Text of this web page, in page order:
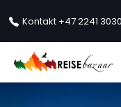
Kontakt +47 2241 3030